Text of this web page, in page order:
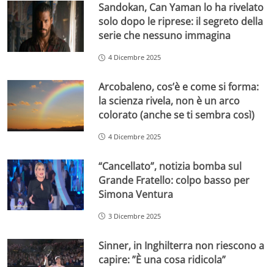
Sandokan, Can Yaman lo ha rivelato
solo dopo le riprese: il segreto della
serie che nessuno immagina
4 Dicembre 2025
Arcobaleno, cos’è e come si forma:
la scienza rivela, non è un arco
colorato (anche se ti sembra così)
4 Dicembre 2025
“Cancellato”, notizia bomba sul
Grande Fratello: colpo basso per
Simona Ventura
3 Dicembre 2025
Sinner, in Inghilterra non riescono a
capire: ”È una cosa ridicola”